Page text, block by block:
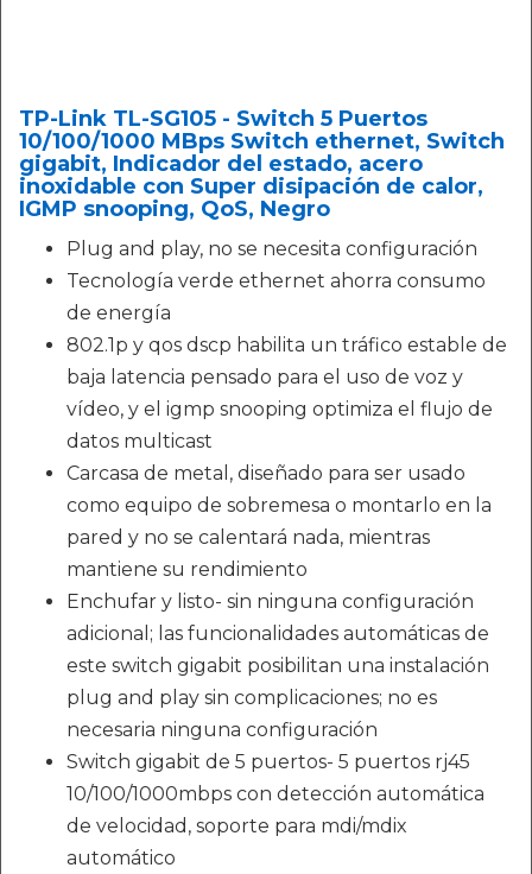
TP-Link TL-SG105 - Switch 5 Puertos
10/100/1000 MBps Switch ethernet, Switch
gigabit, Indicador del estado, acero
inoxidable con Super disipación de calor,
IGMP snooping, QoS, Negro
Plug and play, no se necesita configuración
Tecnología verde ethernet ahorra consumo
de energía
802.1p y qos dscp habilita un tráfico estable de
baja latencia pensado para el uso de voz y
vídeo, y el igmp snooping optimiza el flujo de
datos multicast
Carcasa de metal, diseñado para ser usado
como equipo de sobremesa o montarlo en la
pared y no se calentará nada, mientras
mantiene su rendimiento
Enchufar y listo- sin ninguna configuración
adicional; las funcionalidades automáticas de
este switch gigabit posibilitan una instalación
plug and play sin complicaciones; no es
necesaria ninguna configuración
Switch gigabit de 5 puertos- 5 puertos rj45
10/100/1000mbps con detección automática
de velocidad, soporte para mdi/mdix
automático